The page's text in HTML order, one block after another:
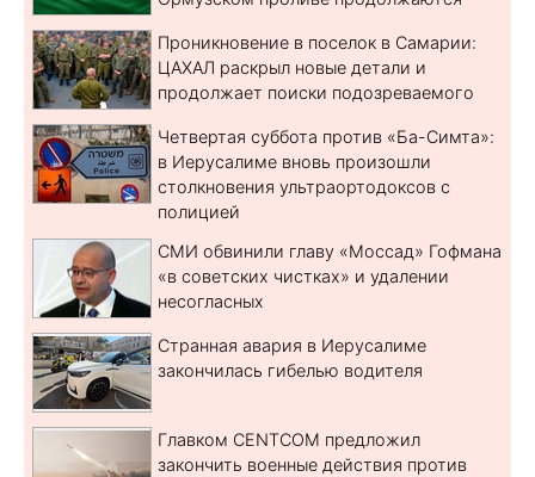
Проникновение в поселок в Самарии:
ЦАХАЛ раскрыл новые детали и
продолжает поиски подозреваемого
Четвертая суббота против «Ба-Симта»:
в Иерусалиме вновь произошли
столкновения ультраортодоксов с
полицией
СМИ обвинили главу «Моссад» Гофмана
«в советских чистках» и удалении
несогласных
Странная авария в Иерусалиме
закончилась гибелью водителя
Главком CENTCOM предложил
закончить военные действия против